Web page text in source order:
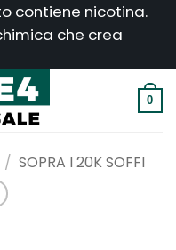
contiene nicotina.
che crea
0
/ SOPRA I 20K SOFFI